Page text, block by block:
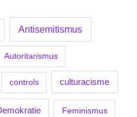
Antisemitismus
Autoritarismus
controls culturacisme
Feminismus